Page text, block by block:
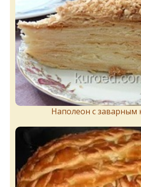
Наполеон с заварным